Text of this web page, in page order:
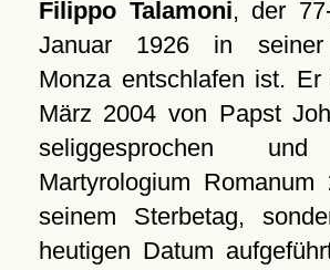
Filippo Talamoni, der
Januar 1926 in seiner
Monza entschlafen ist.
März 2004 von Papst
seliggesprochen
Martyrologium
seinem Sterbetag,
heutigen Datum